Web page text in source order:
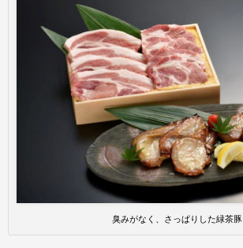
臭みがなく、さっぱりした緑茶豚